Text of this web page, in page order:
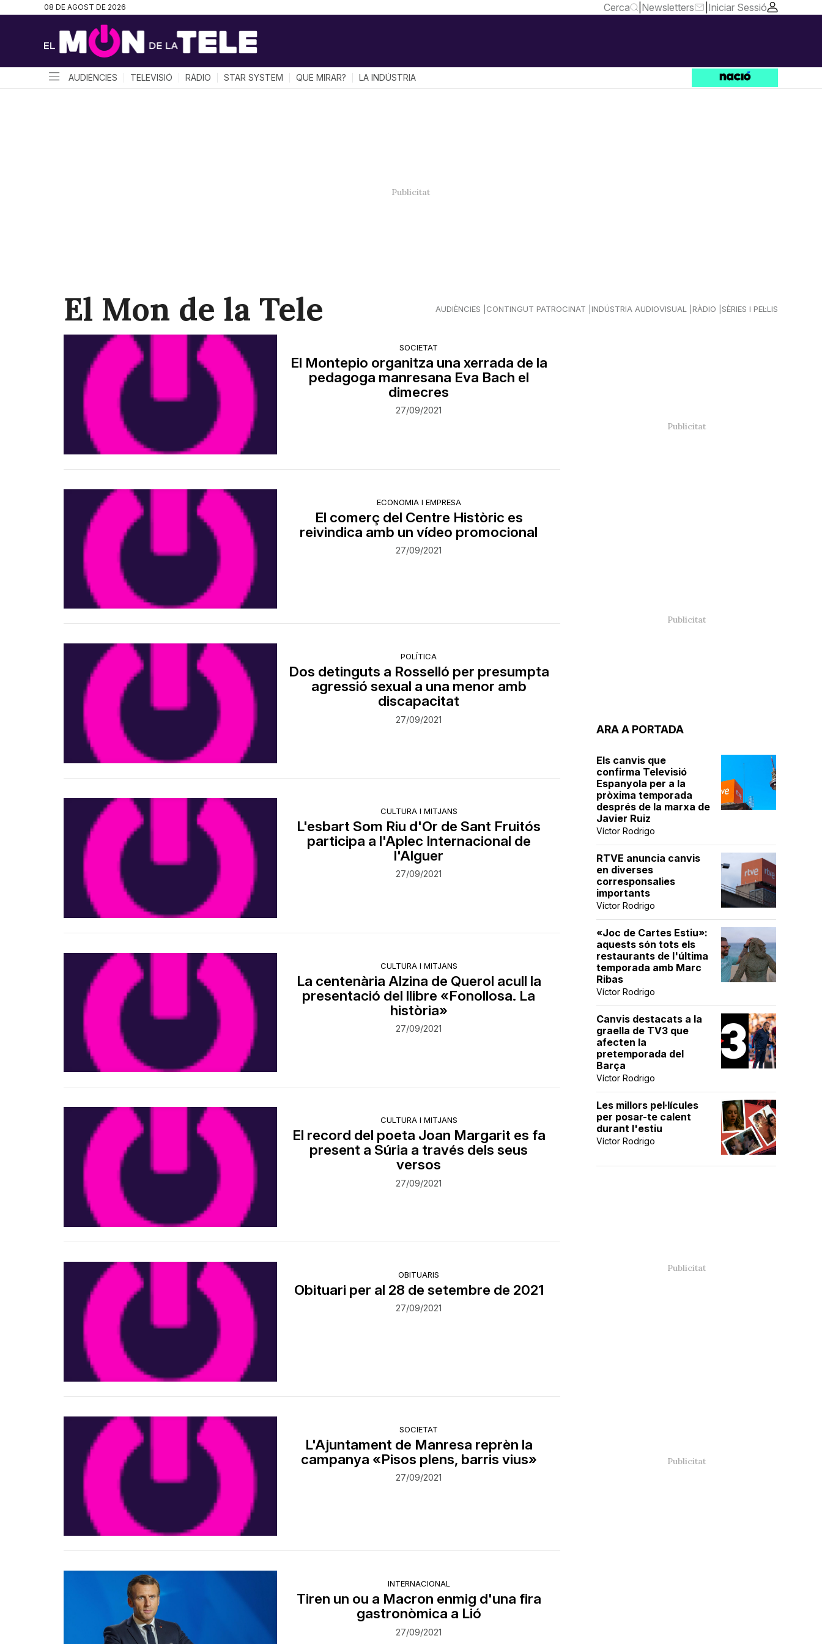
08 DE AGOST DE 2026 Cerca Newsletters Iniciar Sessió
AUDIÈNCIES TELEVISIÓ RÀDIO STAR SYSTEM QUÈ MIRAR? LA INDÚSTRIA
El Mon de la Tele AUDIÈNCIES CONTINGUT PATROCINAT INDÚSTRIA AUDIOVISUAL RÀDIO SÈRIES I PEL·LIS
SOCIETAT
El Montepio organitza una xerrada de la
pedagoga manresana Eva Bach el
dimecres
27/09/2021
ECONOMIA I EMPRESA
El comerç del Centre Històric es
reivindica amb un vídeo promocional
27/09/2021
POLÍTICA
Dos detinguts a Rosselló per presumpta
agressió sexual a una menor amb
discapacitat
27/09/2021
CULTURA I MITJANS
L'esbart Som Riu d'Or de Sant Fruitós
participa a l'Aplec Internacional de
l'Alguer
27/09/2021
CULTURA I MITJANS
La centenària Alzina de Querol acull la
presentació del llibre «Fonollosa. La
història»
27/09/2021
CULTURA I MITJANS
El record del poeta Joan Margarit es fa
present a Súria a través dels seus
versos
27/09/2021
OBITUARIS
Obituari per al 28 de setembre de 2021
27/09/2021
SOCIETAT
L'Ajuntament de Manresa reprèn la
campanya «Pisos plens, barris vius»
27/09/2021
INTERNACIONAL
Tiren un ou a Macron enmig d'una fira
gastronòmica a Lió
27/09/2021
ARA A PORTADA
Els canvis que
confirma Televisió
Espanyola per a la
pròxima temporada
després de la marxa de
Javier Ruiz
Víctor Rodrigo
RTVE anuncia canvis
en diverses
corresponsalies
importants
Víctor Rodrigo
«Joc de Cartes Estiu»:
aquests són tots els
restaurants de l'última
temporada amb Marc
Ribas
Víctor Rodrigo
Canvis destacats a la
graella de TV3 que
afecten la
pretemporada del
Barça
Víctor Rodrigo
Les millors pel·lícules
per posar-te calent
durant l'estiu
Víctor Rodrigo